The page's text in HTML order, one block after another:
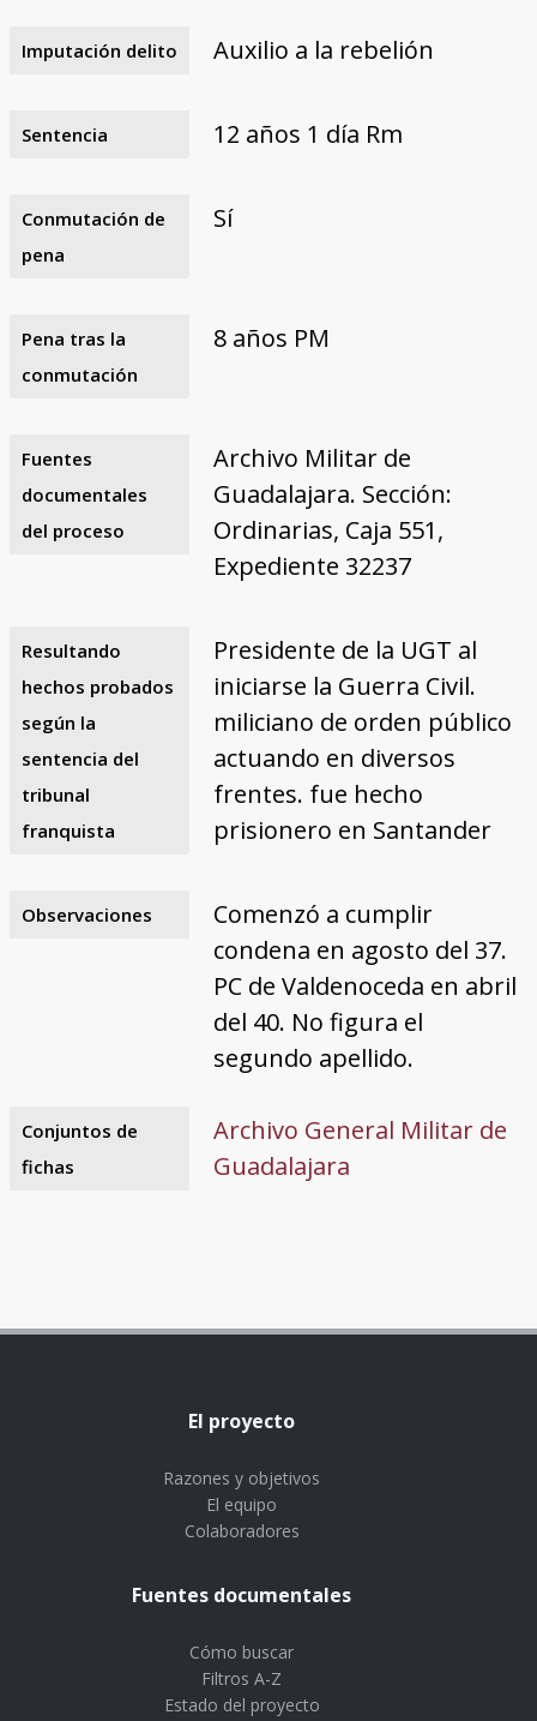
Imputación delito Auxilio a la rebelión
Sentencia 12 años 1 día Rm
Conmutación de
pena
Sí
Pena tras la
conmutación
8 años PM
Fuentes
documentales
del proceso
Archivo Militar de
Guadalajara. Sección:
Ordinarias, Caja 551,
Expediente 32237
Resultando
hechos probados
según la
sentencia del
tribunal
franquista
Presidente de la UGT al
iniciarse la Guerra Civil.
miliciano de orden público
actuando en diversos
frentes. fue hecho
prisionero en Santander
Observaciones
Comenzó a cumplir
condena en agosto del 37.
PC de Valdenoceda en abril
del 40. No figura el
segundo apellido.
Conjuntos de
fichas
Archivo General Militar de
Guadalajara
El proyecto
Razones y objetivos
El equipo
Colaboradores
Fuentes documentales
Cómo buscar
Filtros A-Z
Estado del proyecto